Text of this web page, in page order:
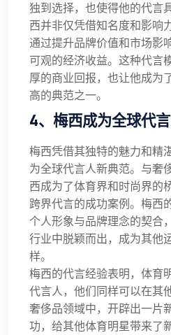
独到选择，也使得他的代言
西并非仅凭借知名度和影响
通过提升品牌价值和市场影
可观的经济收益。这种代言
厚的商业回报，也让他成为
高的典范之一。
4、梅西成为全球代
梅西凭借其独特的魅力和精
为全球代言人新典范。与奢
西成为了体育界和时尚界的
跨界代言的成功案例。梅西
个人形象与品牌理念的契合
行业中脱颖而出，成为其他
样。
梅西的代言经验表明，体育
代言人，他们同样可以在其
奢侈品领域中，开辟出一片
功，给其他体育明星带来